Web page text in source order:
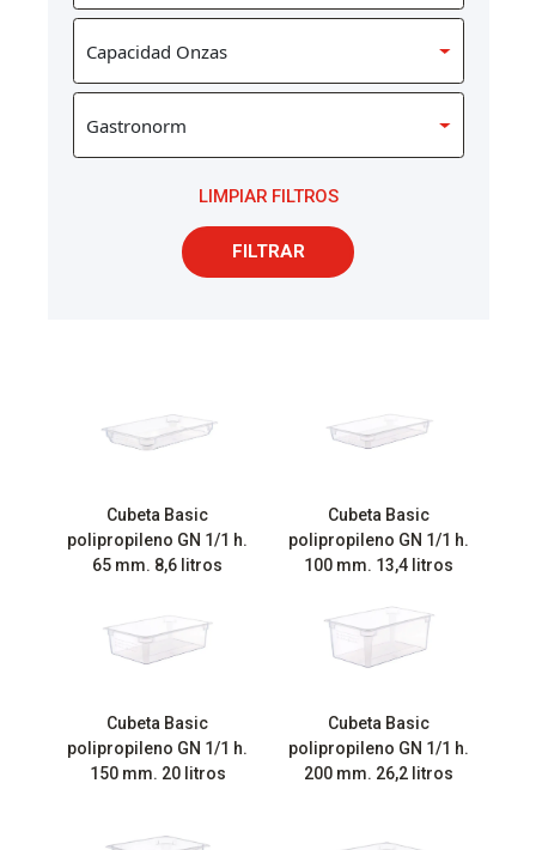
LIMPIAR FILTROS
FILTRAR
Cubeta Basic
polipropileno GN 1/1 h.
65 mm. 8,6 litros
Cubeta Basic
polipropileno GN 1/1 h.
100 mm. 13,4 litros
Cubeta Basic
polipropileno GN 1/1 h.
150 mm. 20 litros
Cubeta Basic
polipropileno GN 1/1 h.
200 mm. 26,2 litros